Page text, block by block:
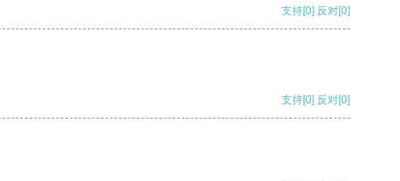
支持[0] 反对[0]
支持[0] 反对[0]